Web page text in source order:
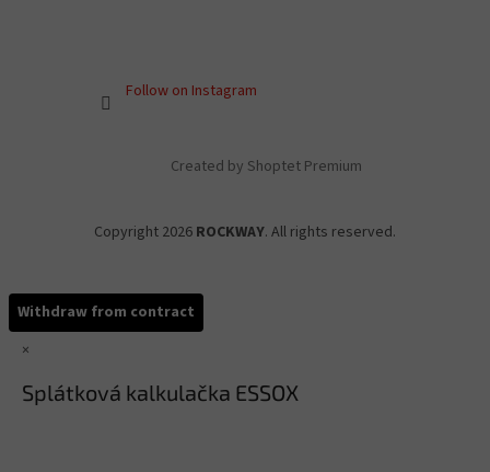
Follow on Instagram
Created by Shoptet Premium
Copyright 2026 ROCKWAY. All rights reserved.
Withdraw from contract
×
Splátková kalkulačka ESSOX